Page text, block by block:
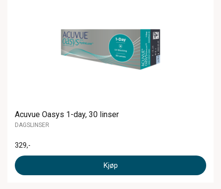
Acuvue Oasys 1-day, 30 linser
DAGSLINSER
329,-
Kjøp